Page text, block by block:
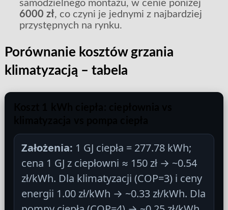
samodzielnego montażu, w cenie poniżej
6000 zł, co czyni je jednymi z najbardziej
przystępnych na rynku.
Porównanie kosztów grzania
klimatyzacją – tabela
Założenia: 1 GJ ciepła = 277.78 kWh;
cena 1 GJ z ciepłowni ≈ 150 zł → ~0.54
zł/kWh. Dla klimatyzacji (COP=3) i ceny
energii 1.00 zł/kWh → ~0.33 zł/kWh. Dla